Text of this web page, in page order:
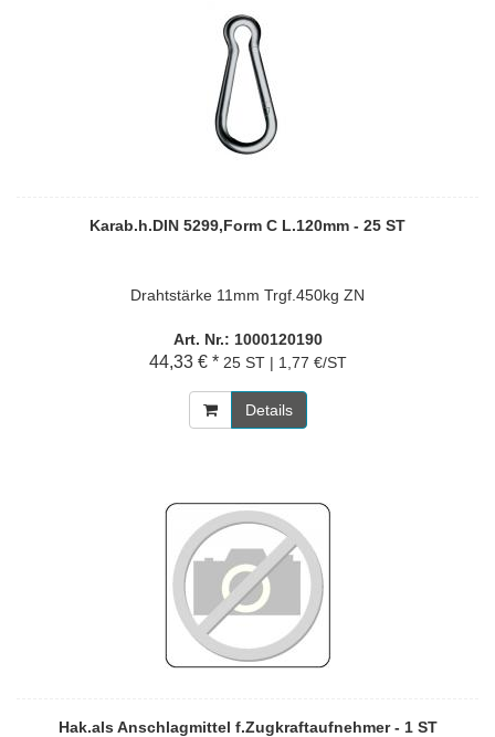
Karab.h.DIN 5299,Form C L.120mm - 25 ST
Drahtstärke 11mm Trgf.450kg ZN
Art. Nr.: 1000120190
44,33 € * 25 ST | 1,77 €/ST
Details
Hak.als Anschlagmittel f.Zugkraftaufnehmer - 1 ST